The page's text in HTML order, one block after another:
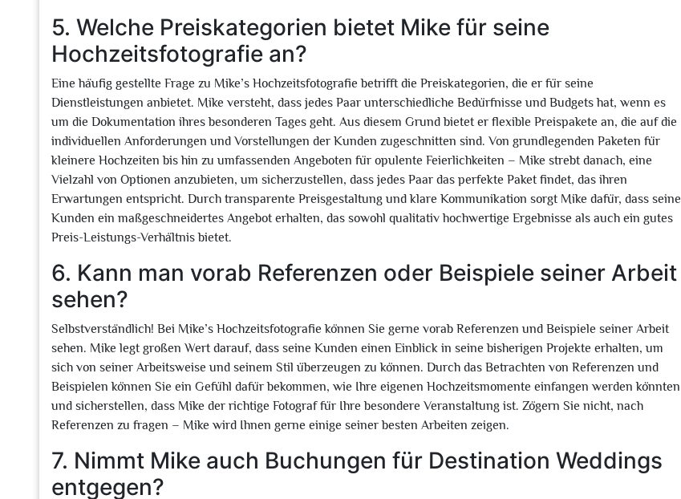
5. Welche Preiskategorien bietet Mike für seine
Hochzeitsfotografie an?
Eine häufig gestellte Frage zu Mike’s Hochzeitsfotografie betrifft die Preiskategorien, die er für seine
Dienstleistungen anbietet. Mike versteht, dass jedes Paar unterschiedliche Bedürfnisse und Budgets hat, wenn es
um die Dokumentation ihres besonderen Tages geht. Aus diesem Grund bietet er flexible Preispakete an, die auf die
individuellen Anforderungen und Vorstellungen der Kunden zugeschnitten sind. Von grundlegenden Paketen für
kleinere Hochzeiten bis hin zu umfassenden Angeboten für opulente Feierlichkeiten – Mike strebt danach, eine
Vielzahl von Optionen anzubieten, um sicherzustellen, dass jedes Paar das perfekte Paket findet, das ihren
Erwartungen entspricht. Durch transparente Preisgestaltung und klare Kommunikation sorgt Mike dafür, dass seine
Kunden ein maßgeschneidertes Angebot erhalten, das sowohl qualitativ hochwertige Ergebnisse als auch ein gutes
Preis-Leistungs-Verhältnis bietet.
6. Kann man vorab Referenzen oder Beispiele seiner Arbeit
sehen?
Selbstverständlich! Bei Mike’s Hochzeitsfotografie können Sie gerne vorab Referenzen und Beispiele seiner Arbeit
sehen. Mike legt großen Wert darauf, dass seine Kunden einen Einblick in seine bisherigen Projekte erhalten, um
sich von seiner Arbeitsweise und seinem Stil überzeugen zu können. Durch das Betrachten von Referenzen und
Beispielen können Sie ein Gefühl dafür bekommen, wie Ihre eigenen Hochzeitsmomente einfangen werden könnten
und sicherstellen, dass Mike der richtige Fotograf für Ihre besondere Veranstaltung ist. Zögern Sie nicht, nach
Referenzen zu fragen – Mike wird Ihnen gerne einige seiner besten Arbeiten zeigen.
7. Nimmt Mike auch Buchungen für Destination Weddings
entgegen?